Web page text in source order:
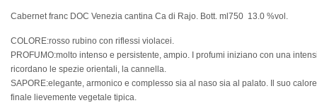
Cabernet franc DOC Venezia cantina Ca di Rajo. Bott. ml750 13.0 %vol.
COLORE:rosso rubino con riflessi violacei.
PROFUMO:molto intenso e persistente, ampio. I profumi iniziano con una
ricordano le spezie orientali, la cannella.
SAPORE:elegante, armonico e complesso sia al naso sia al palato. Il suo
finale lievemente vegetale tipica.